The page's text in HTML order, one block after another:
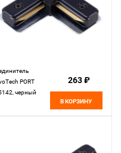
PORT
черный
263 ₽
В КОРЗИНУ